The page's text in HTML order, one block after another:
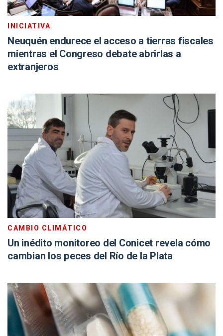
INICIATIVA
Neuquén endurece el acceso a tierras fiscales
mientras el Congreso debate abrirlas a
extranjeros
CAMBIO CLIMÁTICO
Un inédito monitoreo del Conicet revela cómo
cambian los peces del Río de la Plata